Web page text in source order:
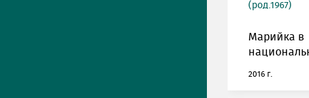
(род.1967)
Марийка в
2016 г.